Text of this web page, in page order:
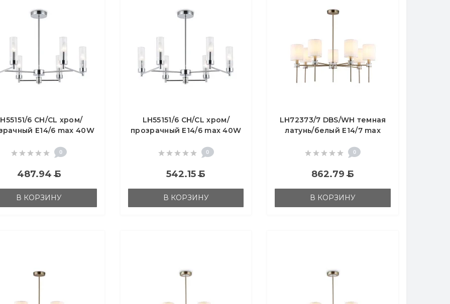
6 CH/CL хром/
E14/6 max 40W
0
487.94Б
В КОРЗИНУ
LH55151/6 CH/CL хром/
прозрачный E14/6 max 40W
0
542.15Б
В КОРЗИНУ
LH72373/7 DBS/WH темная
латунь/белый E14/7 max
0
862.79Б
В КОРЗИНУ